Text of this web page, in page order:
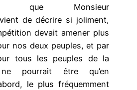
que Monsieur
de décrire si joliment,
devait amener plus
nos deux peuples, et par
tous les peuples de la
pourrait être qu’en
le plus fréquemment